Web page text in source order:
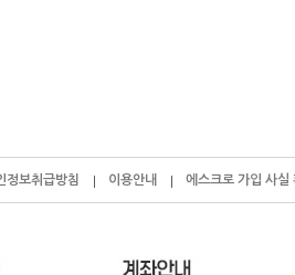
정보취급방침 이용안내 에스크로 가입 사실